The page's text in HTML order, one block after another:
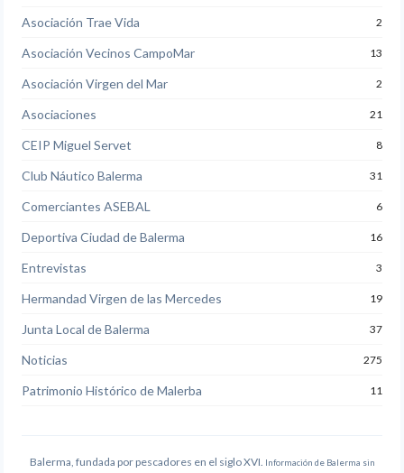
Asociación Trae Vida 2
Asociación Vecinos CampoMar 13
Asociación Virgen del Mar 2
Asociaciones 21
CEIP Miguel Servet 8
Club Náutico Balerma 31
Comerciantes ASEBAL 6
Deportiva Ciudad de Balerma 16
Entrevistas 3
Hermandad Virgen de las Mercedes 19
Junta Local de Balerma 37
Noticias 275
Patrimonio Histórico de Malerba 11
Balerma, fundada por pescadores en el siglo XVI. Información de Balerma sin